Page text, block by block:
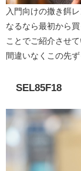
入門向けの撒き餌
なるなら最初から
ことでご紹介させて
間違いなくこの先
SEL85F18